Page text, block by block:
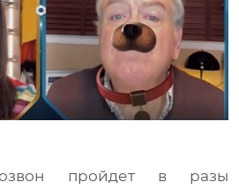
пройдет в разы